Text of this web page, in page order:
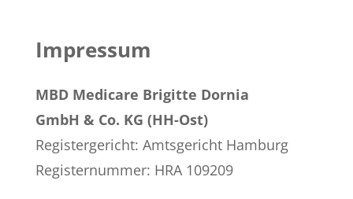
Impressum
MBD Medicare Brigitte Dornia
GmbH & Co. KG (HH-Ost)
Registergericht: Amtsgericht Hamburg
Registernummer: HRA 109209